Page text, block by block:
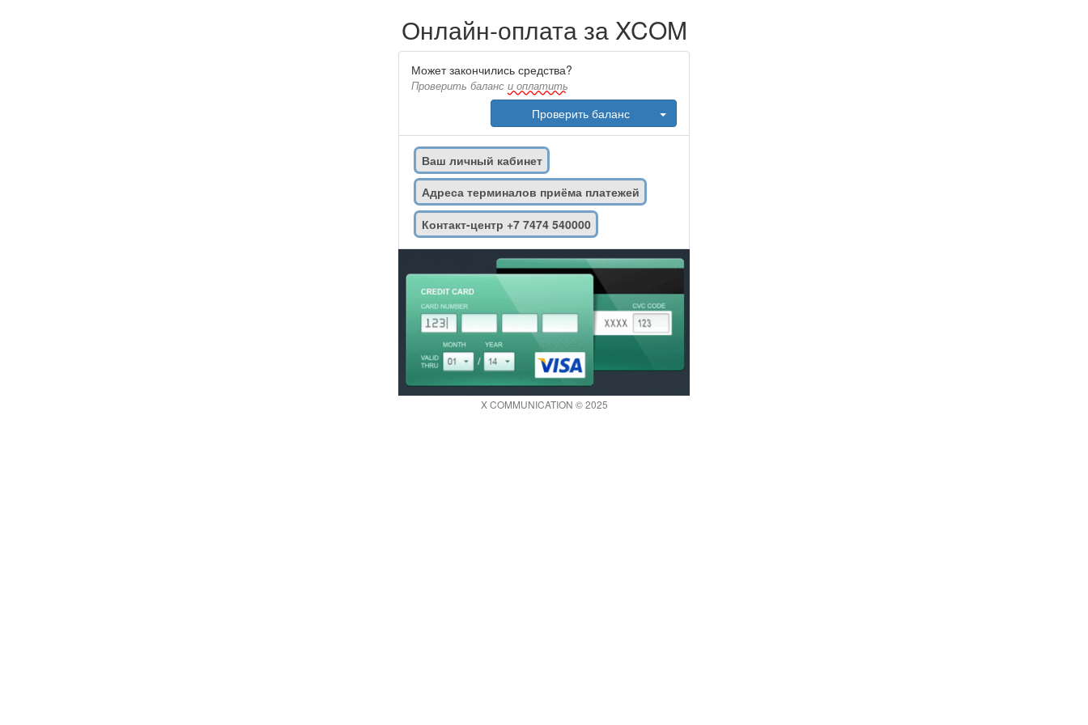
Онлайн-оплата за XCOM
Может закончились средства?
Проверить баланс и оплатить
Проверить баланс
Ваш личный кабинет
Адреса терминалов приёма платежей
Контакт-центр +7 7474 540000
X COMMUNICATION © 2025